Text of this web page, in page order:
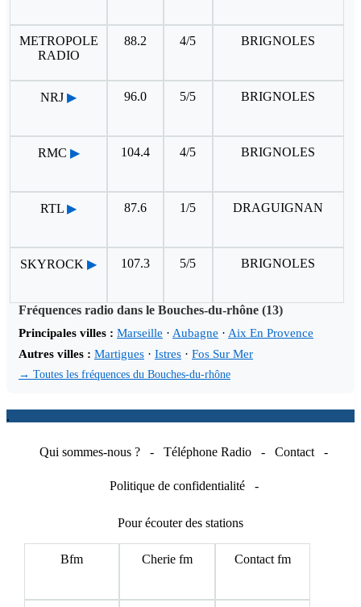
METROPOLE
RADIO
88.2 4/5 BRIGNOLES
NRJ ▶ 96.0 5/5 BRIGNOLES
RMC ▶ 104.4 4/5 BRIGNOLES
RTL ▶ 87.6 1/5 DRAGUIGNAN
SKYROCK ▶ 107.3 5/5 BRIGNOLES
Fréquences radio dans le Bouches-du-rhône (13)
Principales villes : Marseille · Aubagne · Aix En Provence
Autres villes : Martigues · Istres · Fos Sur Mer
→ Toutes les fréquences du Bouches-du-rhône
.
Qui sommes-nous ? - Téléphone Radio - Contact -
Politique de confidentialité -
Pour écouter des stations
Bfm Cherie fm Contact fm